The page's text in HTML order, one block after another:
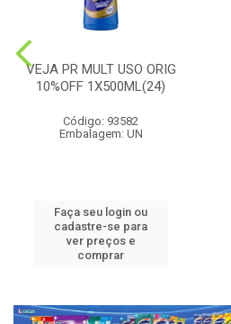
VEJA PR MULT USO ORIG
10%OFF 1X500ML(24)
Código: 93582
Embalagem: UN
Faça seu login ou
cadastre-se para
ver preços e
comprar